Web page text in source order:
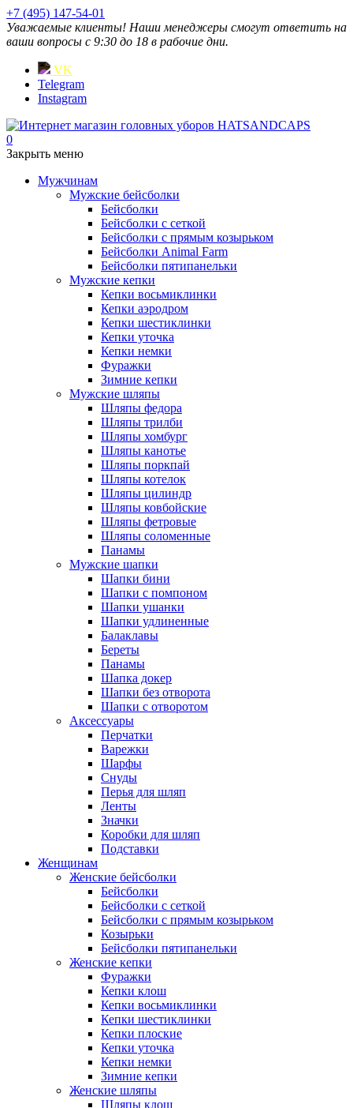
+7 (495) 147-54-01
Уважаемые клиенты! Наши менеджеры смогут ответить на
ваши вопросы с 9:30 до 18 в рабочие дни.
VK
Telegram
Instagram
0
Закрыть меню
Мужчинам
Мужские бейсболки
Бейсболки
Бейсболки с сеткой
Бейсболки с прямым козырьком
Бейсболки Animal Farm
Бейсболки пятипанельки
Мужские кепки
Кепки восьмиклинки
Кепки аэродром
Кепки шестиклинки
Кепки уточка
Кепки немки
Фуражки
Зимние кепки
Мужские шляпы
Шляпы федора
Шляпы трилби
Шляпы хомбург
Шляпы канотье
Шляпы поркпай
Шляпы котелок
Шляпы цилиндр
Шляпы ковбойские
Шляпы фетровые
Шляпы соломенные
Панамы
Мужские шапки
Шапки бини
Шапки с помпоном
Шапки ушанки
Шапки удлиненные
Балаклавы
Береты
Панамы
Шапка докер
Шапки без отворота
Шапки с отворотом
Аксессуары
Перчатки
Варежки
Шарфы
Снуды
Перья для шляп
Ленты
Значки
Коробки для шляп
Подставки
Женщинам
Женские бейсболки
Бейсболки
Бейсболки с сеткой
Бейсболки с прямым козырьком
Козырьки
Бейсболки пятипанельки
Женские кепки
Фуражки
Кепки клош
Кепки восьмиклинки
Кепки шестиклинки
Кепки плоские
Кепки уточка
Кепки немки
Зимние кепки
Женские шляпы
Шляпы клош